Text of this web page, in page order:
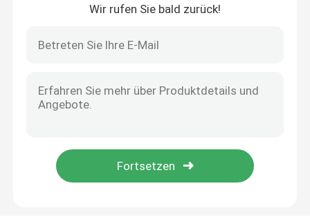
Wir rufen Sie bald zurück!